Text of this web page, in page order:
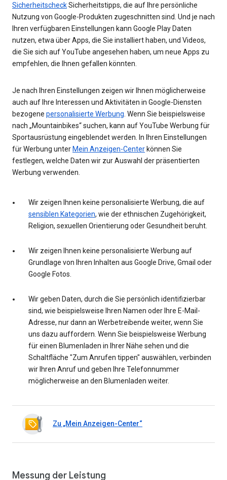
SicherheitscheckSicherheitstipps, die auf Ihre persönliche
Nutzung von Google-Produkten zugeschnitten sind. Und je nach
Ihren verfügbaren Einstellungen kann Google Play Daten
nutzen, etwa über Apps, die Sie installiert haben, und Videos,
die Sie sich auf YouTube angesehen haben, um neue Apps zu
empfehlen, die Ihnen gefallen könnten.
Je nach Ihren Einstellungen zeigen wir Ihnen möglicherweise
auch auf Ihre Interessen und Aktivitäten in Google-Diensten
bezogene personalisierte Werbung . Wenn Sie beispielsweise
nach „Mountainbikes“ suchen, kann auf YouTube Werbung für
Sportausrüstung eingeblendet werden. In Ihren Einstellungen
für Werbung unterMein Anzeigen-Centerkönnen Sie
festlegen, welche Daten wir zur Auswahl der präsentierten
Werbung verwenden.
Wir zeigen Ihnen keine personalisierte Werbung, die auf
sensiblen Kategorien, wie der ethnischen Zugehörigkeit,
Religion, sexuellen Orientierung oder Gesundheit beruht.
Wir zeigen Ihnen keine personalisierte Werbung auf
Grundlage von Ihren Inhalten aus Google Drive, Gmail oder
Google Fotos.
Wir geben Daten, durch die Sie persönlich identifizierbar
sind, wie beispielsweise Ihren Namen oder Ihre E-Mail-
Adresse, nur dann an Werbetreibende weiter, wenn Sie
uns dazu auffordern. Wenn Sie beispielsweise Werbung
für einen Blumenladen in Ihrer Nähe sehen und die
Schaltfläche "Zum Anrufen tippen" auswählen, verbinden
wir Ihren Anruf und geben Ihre Telefonnummer
möglicherweise an den Blumenladen weiter.
Zu „Mein Anzeigen-Center“
Messung der Leistung